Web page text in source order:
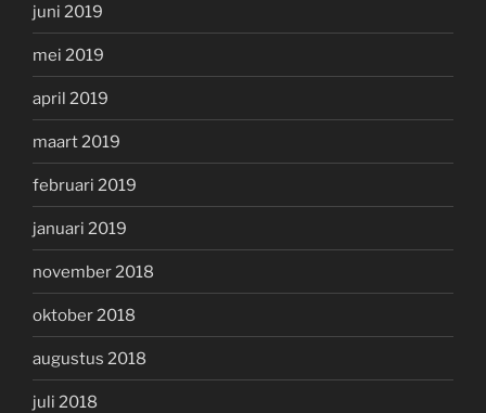
juni 2019
mei 2019
april 2019
maart 2019
februari 2019
januari 2019
november 2018
oktober 2018
augustus 2018
juli 2018